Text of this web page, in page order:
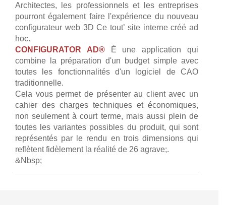
Architectes, les professionnels et les entreprises
pourront également faire l'expérience du nouveau
configurateur web 3D Ce tout’ site interne créé ad
hoc.
CONFIGURATOR AD®
È une application qui
combine la préparation d'un budget simple avec
toutes les fonctionnalités d'un logiciel de CAO
traditionnelle.
Cela vous permet de présenter au client avec un
cahier des charges techniques et économiques,
non seulement à court terme, mais aussi plein de
toutes les variantes possibles du produit, qui sont
représentés par le rendu en trois dimensions qui
reflètent fidèlement la réalité de 26 agrave;.
&Nbsp;